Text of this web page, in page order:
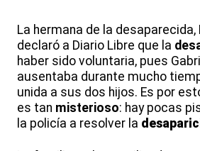
La hermana de la desaparecida,
declaró a Diario Libre que la
haber sido voluntaria, pues
ausentaba durante mucho
unida a sus dos hijos. Es por
es tan misterioso: hay pocas
la policía a resolver la